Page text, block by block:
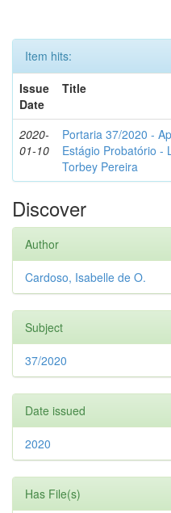
Item hits:
Issue
Date
Title
2020-
01-10
Portaria 37/2020 -
Estágio Probatório -
Torbey Pereira
Discover
Author
Cardoso, Isabelle de O.
Subject
37/2020
Date issued
2020
Has File(s)